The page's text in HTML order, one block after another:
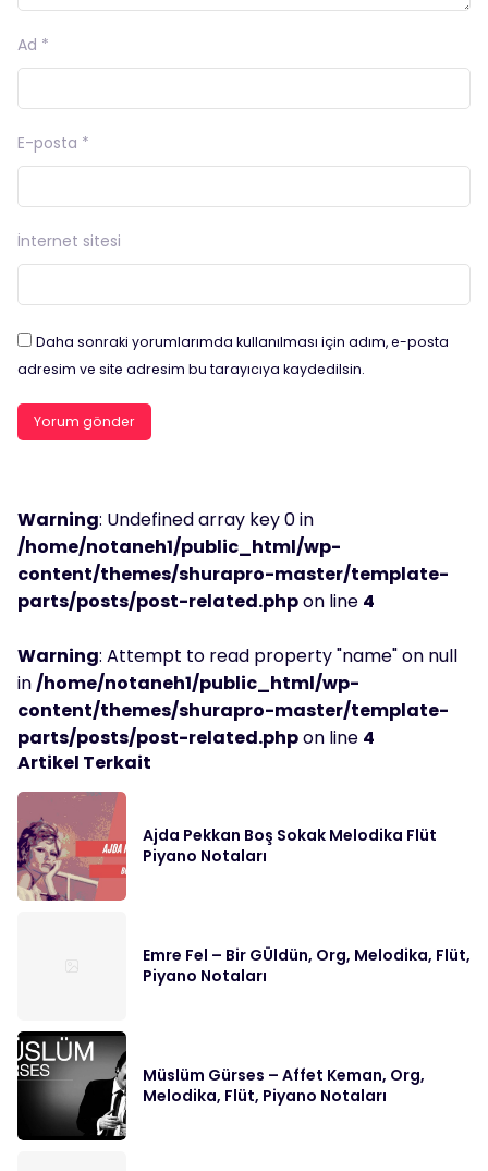
Ad *
E-posta *
İnternet sitesi
Daha sonraki yorumlarımda kullanılması için adım, e-posta
adresim ve site adresim bu tarayıcıya kaydedilsin.
Warning: Undefined array key 0 in
/home/notaneh1/public_html/wp-
content/themes/shurapro-master/template-
parts/posts/post-related.phpon line 4
Warning: Attempt to read property "name" on null
in /home/notaneh1/public_html/wp-
content/themes/shurapro-master/template-
parts/posts/post-related.phpon line 4
Artikel Terkait
Ajda Pekkan Boş Sokak Melodika Flüt
Piyano Notaları
Emre Fel – Bir GÜldün, Org, Melodika, Flüt,
Piyano Notaları
Müslüm Gürses – Affet Keman, Org,
Melodika, Flüt, Piyano Notaları